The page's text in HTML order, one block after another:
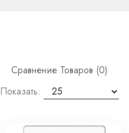
Сравнение Товаров (0)
Показать: